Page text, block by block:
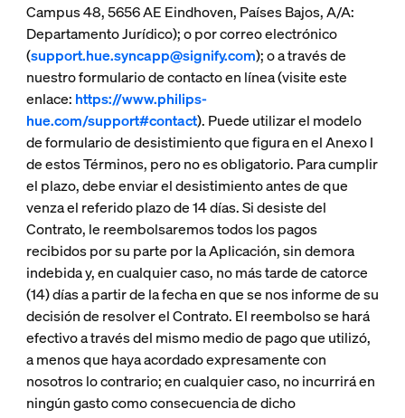
Campus 48, 5656 AE Eindhoven, Países Bajos, A/A:
Departamento Jurídico); o por correo electrónico
(support.hue.syncapp@signify.com); o a través de
nuestro formulario de contacto en línea (visite este
enlace: https://www.philips-
hue.com/support#contact). Puede utilizar el modelo
de formulario de desistimiento que figura en el Anexo I
de estos Términos, pero no es obligatorio. Para cumplir
el plazo, debe enviar el desistimiento antes de que
venza el referido plazo de 14 días. Si desiste del
Contrato, le reembolsaremos todos los pagos
recibidos por su parte por la Aplicación, sin demora
indebida y, en cualquier caso, no más tarde de catorce
(14) días a partir de la fecha en que se nos informe de su
decisión de resolver el Contrato. El reembolso se hará
efectivo a través del mismo medio de pago que utilizó,
a menos que haya acordado expresamente con
nosotros lo contrario; en cualquier caso, no incurrirá en
ningún gasto como consecuencia de dicho